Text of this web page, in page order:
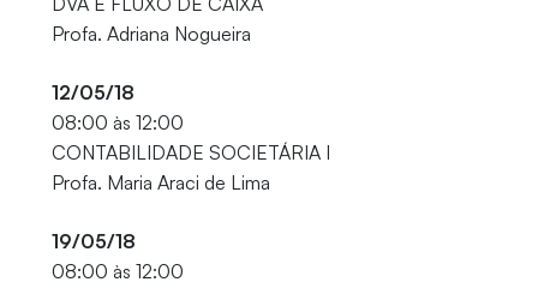
Profa. Adriana Nogueira
12/05/18
08:00 às 12:00
CONTABILIDADE SOCIETÁRIA I
Profa. Maria Araci de Lima
19/05/18
08:00 às 12:00